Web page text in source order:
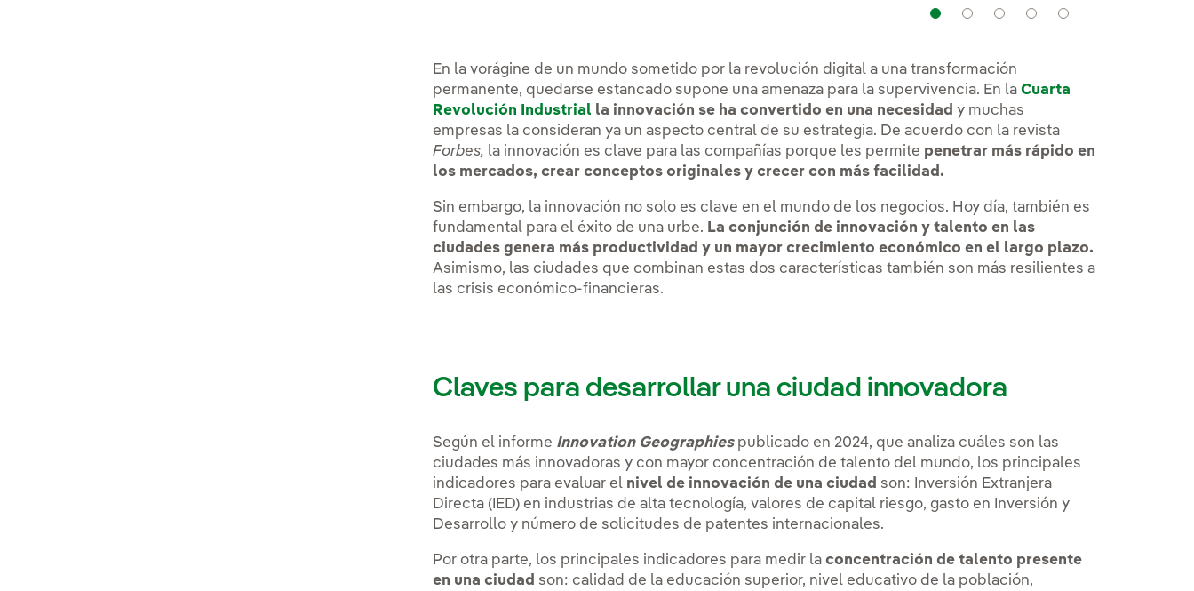
Navegación
Navegación
Navegación
En la vorágine de un mundo sometido por la revolución digital a una transformación
permanente, quedarse estancado supone una amenaza para la supervivencia. En laCuarta
Revolución Industrial la innovación se ha convertido en una necesidad y muchas
empresas la consideran ya un aspecto central de su estrategia. De acuerdo con la revista
Forbes, la innovación es clave para las compañías porque les permite penetrar más rápido en
los mercados, crear conceptos originales y crecer con más facilidad.
Sin embargo, la innovación no solo es clave en el mundo de los negocios. Hoy día, también es
fundamental para el éxito de una urbe. La conjunción de innovación y talento en las
ciudades genera más productividad y un mayor crecimiento económico en el largo plazo.
Asimismo, las ciudades que combinan estas dos características también son más resilientes a
las crisis económico-financieras.
Claves para desarrollar una ciudad innovadora
Según el informe Innovation Geographiespublicado en 2024, que analiza cuáles son las
ciudades más innovadoras y con mayor concentración de talento del mundo, los principales
indicadores para evaluar el nivel de innovación de una ciudad son: Inversión Extranjera
Directa (IED) en industrias de alta tecnología, valores de capital riesgo, gasto en Inversión y
Desarrollo y número de solicitudes de patentes internacionales.
Por otra parte, los principales indicadores para medir laconcentración de talento presente
en una ciudad son: calidad de la educación superior, nivel educativo de la población,